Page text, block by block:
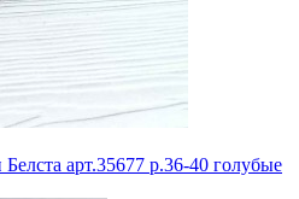
арт.35677 р.36-40 голубые